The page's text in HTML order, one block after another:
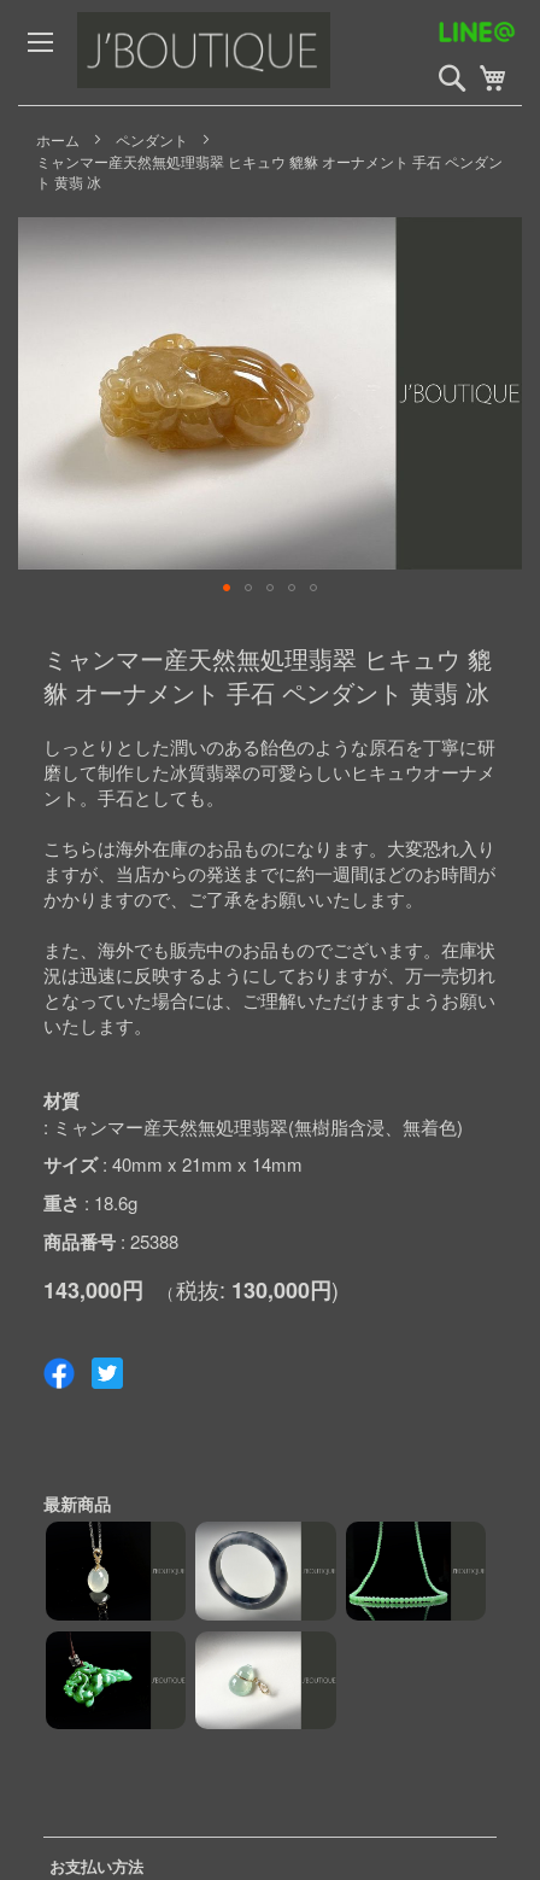
to
Content
検
索
開
ホーム
ペンダント
ミャンマー産天然無処理翡翠 ヒキュウ 貔貅 オーナメント 手石 ペンダン
ト 黄翡 冰
Skip
beginning
images
gallery
ミャンマー産天然無処理翡翠 ヒキュウ 貔
貅 オーナメント 手石 ペンダント 黄翡 冰
しっとりとした潤いのある飴色のような原石を丁寧に研
磨して制作した冰質翡翠の可愛らしいヒキュウオーナメ
ント。手石としても。
こちらは海外在庫のお品ものになります。大変恐れ入り
ますが、当店からの発送までに約一週間ほどのお時間が
かかりますので、ご了承をお願いいたします。
また、海外でも販売中のお品ものでございます。在庫状
況は迅速に反映するようにしておりますが、万一売切れ
となっていた場合には、ご理解いただけますようお願い
いたします。
材質
ミャンマー産天然無処理翡翠(無樹脂含浸、無着色)
サイズ 40mm x 21mm x 14mm
重さ 18.6g
商品番号 25388
143,000円 130,000円
最新商品
お支払い方法